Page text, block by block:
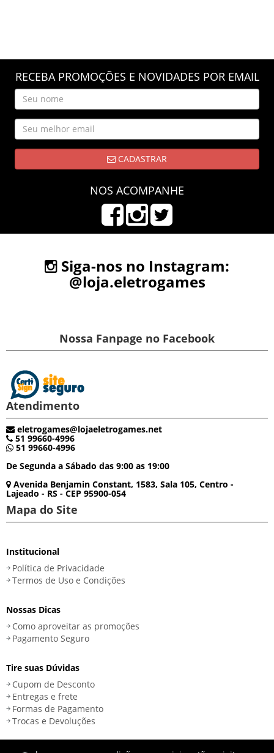
RECEBA PROMOÇÕES E NOVIDADES POR EMAIL
CADASTRAR
NOS ACOMPANHE
Siga-nos no Instagram:
@loja.eletrogames
Nossa Fanpage no Facebook
Atendimento
eletrogames@lojaeletrogames.net
51 99660-4996
51 99660-4996
De Segunda a Sábado das 9:00 as 19:00
Avenida Benjamin Constant, 1583, Sala 105, Centro -
Lajeado - RS - CEP 95900-054
Mapa do Site
Institucional
Política de Privacidade
Termos de Uso e Condições
Nossas Dicas
Como aproveitar as promoções
Pagamento Seguro
Tire suas Dúvidas
Cupom de Desconto
Entregas e frete
Formas de Pagamento
Trocas e Devoluções